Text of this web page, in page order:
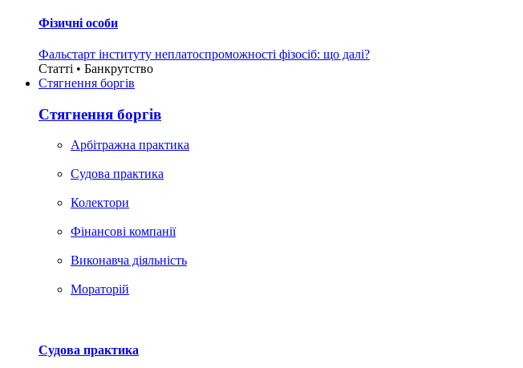
Фізичні особи
Фальстарт інституту неплатоспроможності фізосіб: що далі?
Статті • Банкрутство
Стягнення боргiв
Стягнення боргiв
Арбітражна практика
Судова практика
Колектори
Фінансові компанії
Виконавча діяльність
Мораторій
Судова практика